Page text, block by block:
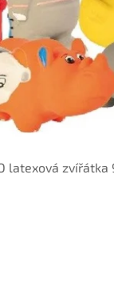
latexová zvířátka